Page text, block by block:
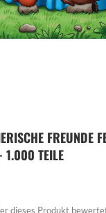
FREUNDE
1.000 TEILE
dieses Produkt